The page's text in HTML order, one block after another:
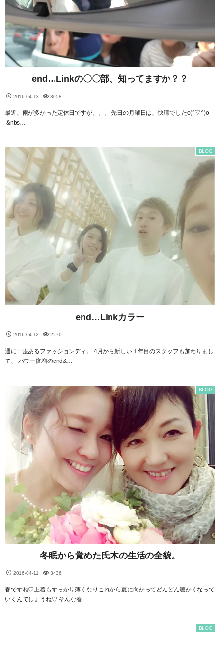
end…Linkの〇〇部、知ってますか？？
2016-04-13 3058
最近、雨が多かった定休日ですが。。。 先日の月曜日は、快晴でしたo(^▽^)o
&nbs…
end…Linkカラー
2016-04-12
BLOG
2270
週に一度あるファッションディ。 4月から新しい１年目のスタッフも加わりまし
て、 パワー倍増のend&…
冬眠から覚めた氏木の生活の全貌。
2016-04-11
BLOG
3436
春ですね♡上着もすっかり薄くなりこれから夏に向かってどんどん暖かくなって
いくんでしょうね♡ そんな春…
BLOG